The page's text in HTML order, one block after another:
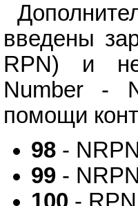
введены
RPN) и
Number -
помощи
98 -
99 -